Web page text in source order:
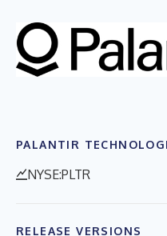
PALANTIR
NYSE:PLTR
RELEASE VERSIONS